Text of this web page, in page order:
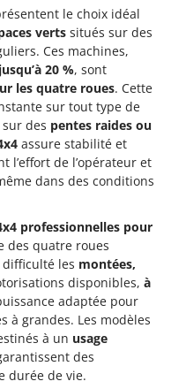
le choix idéal
verts situés sur des
Ces machines,
20 %, sont
les quatre roues. Cette
sur tout type de
des pentes raides ou
assure stabilité et
l’effort de l’opérateur et
dans des conditions
professionnelles pour
des quatre roues
les montées,
disponibles, à
adaptée pour
à grandes. Les modèles
à un usage
des
durée de vie.